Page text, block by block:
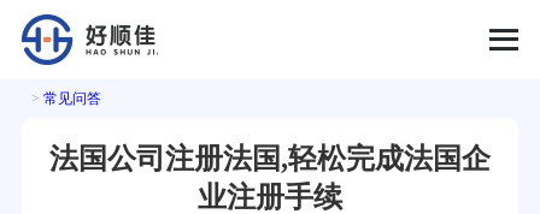
> 常见问答
法国公司注册法国,轻松完成法国企
业注册手续